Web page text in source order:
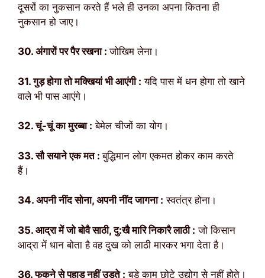
दूसरों का नुकसान करते हैं भले ही उनका अपना कितना ही
नुकसान हो जाए।
30. अंगारों पर पैर रखना :जोखिम लेना।
31. गुड़ होगा तो मक्खियां भी आएंगी : यदि पास में धन होगा तो खाने
वाले भी पास आएंगे।
32. चूं-चूं का मुरब्बा : बेमेल चीजों का योग।
33. सौ सयाने एक मत :बुद्धिमान लोग एकमत होकर काम करते
हैं।
34. अपनी नींद सोना, अपनी नींद जागना : स्वतंत्र होना।
35. आद्रा में जो बोवै साठी, दु:खै मारि निकारै लाठी : जो किसान
आद्रा में धान बोता है वह दुख को लाठी मारकर भगा देता है।
36. फुकने से पहाड़ नहीं उड़ते : बड़े काम छोटे उद्योग से नहीं होते।